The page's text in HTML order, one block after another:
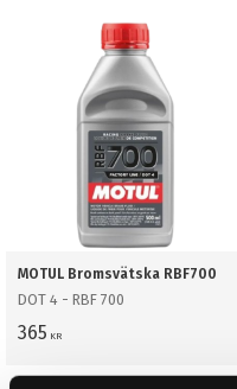
MOTUL Bromsvätska RBF700
DOT 4 - RBF 700
365 KR